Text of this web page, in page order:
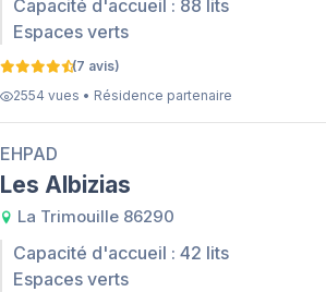
Capacité d'accueil : 88 lits
Espaces verts
(7 avis)
2554 vues • Résidence partenaire
EHPAD
Les Albizias
La Trimouille 86290
Capacité d'accueil : 42 lits
Espaces verts